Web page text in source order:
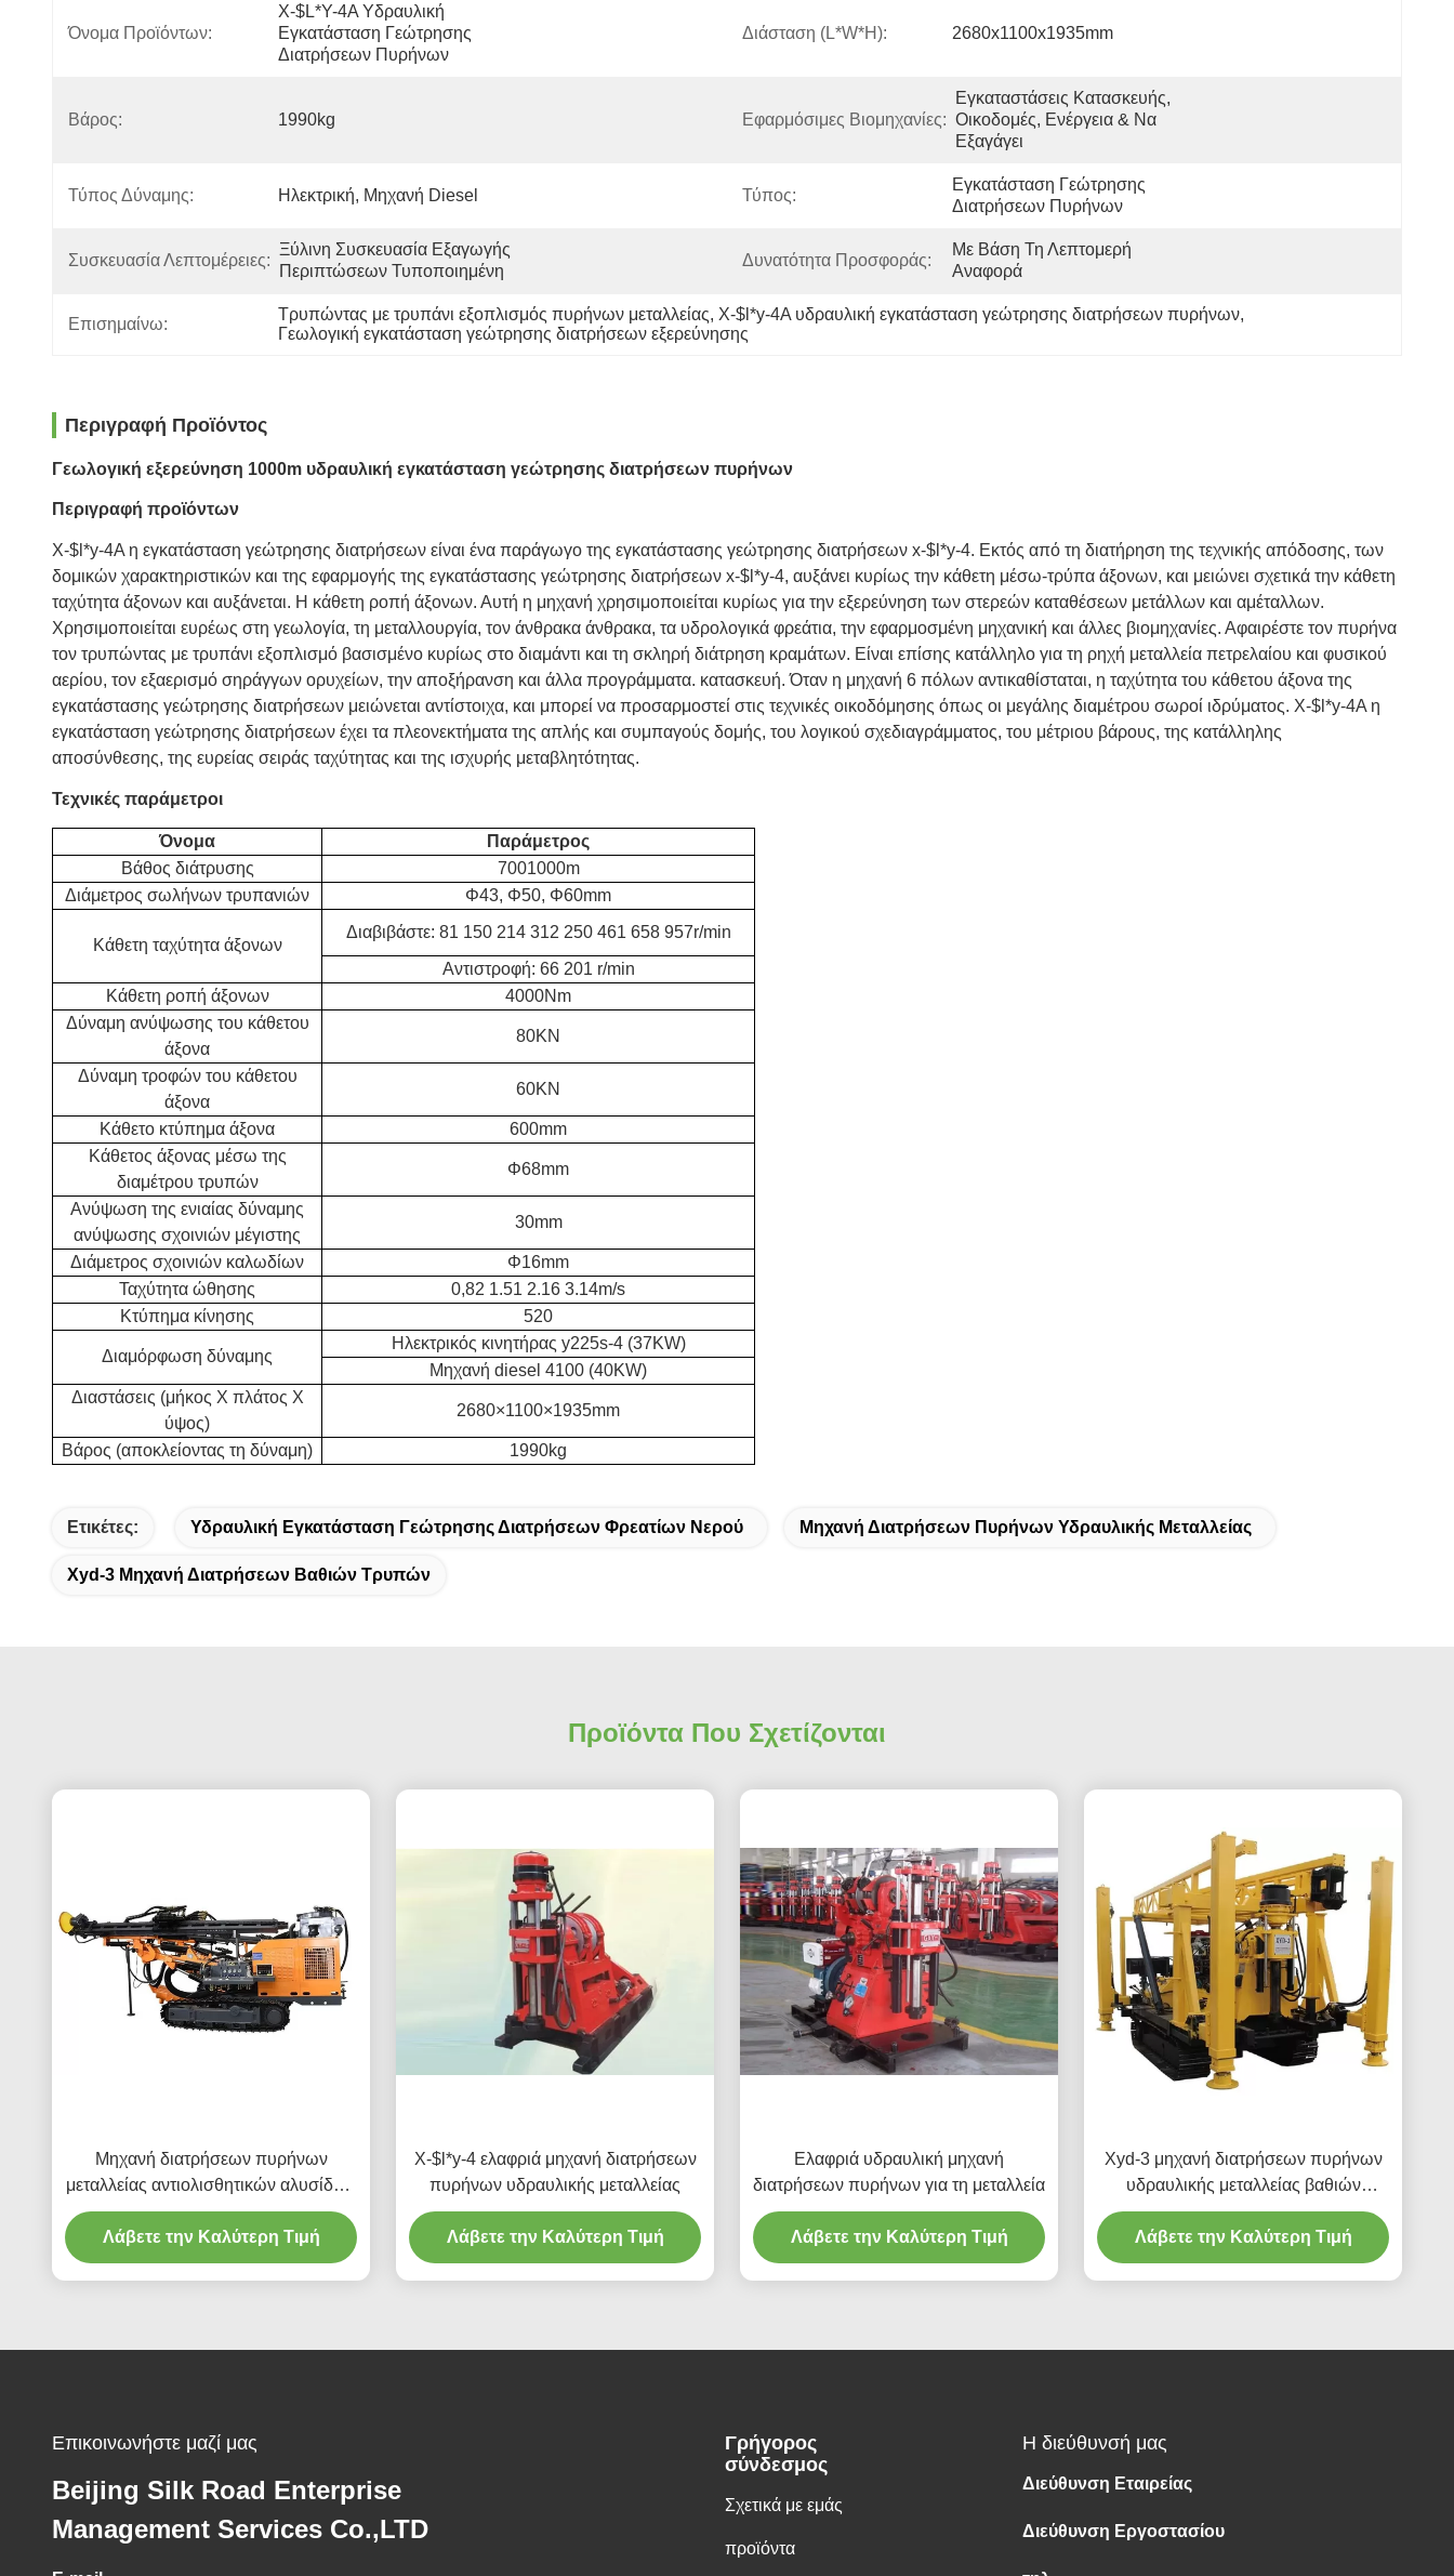
Όνομα Προϊόντων:
X-$l*y-4A Υδραυλική
Εγκατάσταση Γεώτρησης
Διατρήσεων Πυρήνων
Διάσταση (l*w*h): 2680x1100x1935mm
Βάρος: 1990kg Εφαρμόσιμες Βιομηχανίες:
Εγκαταστάσεις Κατασκευής,
Οικοδομές, Ενέργεια & Να
Εξαγάγει
Τύπος Δύναμης: Ηλεκτρική, Μηχανή Diesel Τύπος:
Εγκατάσταση Γεώτρησης
Διατρήσεων Πυρήνων
Συσκευασία Λεπτομέρειες:
Ξύλινη Συσκευασία Εξαγωγής
Περιπτώσεων Τυποποιημένη
Δυνατότητα Προσφοράς:
Με Βάση Τη Λεπτομερή
Αναφορά
Επισημαίνω:
Τρυπώντας με τρυπάνι εξοπλισμός πυρήνων μεταλλείας, X-$l*y-4A υδραυλική εγκατάσταση γεώτρησης διατρήσεων πυρήνων,
Γεωλογική εγκατάσταση γεώτρησης διατρήσεων εξερεύνησης
Περιγραφή Προϊόντος
Γεωλογική εξερεύνηση 1000m υδραυλική εγκατάσταση γεώτρησης διατρήσεων πυρήνων
Περιγραφή προϊόντων
X-$l*y-4A η εγκατάσταση γεώτρησης διατρήσεων είναι ένα παράγωγο της εγκατάστασης γεώτρησης διατρήσεων x-$l*y-4. Εκτός από τη διατήρηση της τεχνικής απόδοσης, των
δομικών χαρακτηριστικών και της εφαρμογής της εγκατάστασης γεώτρησης διατρήσεων x-$l*y-4, αυξάνει κυρίως την κάθετη μέσω-τρύπα άξονων, και μειώνει σχετικά την κάθετη
ταχύτητα άξονων και αυξάνεται. Η κάθετη ροπή άξονων. Αυτή η μηχανή χρησιμοποιείται κυρίως για την εξερεύνηση των στερεών καταθέσεων μετάλλων και αμέταλλων.
Χρησιμοποιείται ευρέως στη γεωλογία, τη μεταλλουργία, τον άνθρακα άνθρακα, τα υδρολογικά φρεάτια, την εφαρμοσμένη μηχανική και άλλες βιομηχανίες. Αφαιρέστε τον πυρήνα
τον τρυπώντας με τρυπάνι εξοπλισμό βασισμένο κυρίως στο διαμάντι και τη σκληρή διάτρηση κραμάτων. Είναι επίσης κατάλληλο για τη ρηχή μεταλλεία πετρελαίου και φυσικού
αερίου, τον εξαερισμό σηράγγων ορυχείων, την αποξήρανση και άλλα προγράμματα. κατασκευή. Όταν η μηχανή 6 πόλων αντικαθίσταται, η ταχύτητα του κάθετου άξονα της
εγκατάστασης γεώτρησης διατρήσεων μειώνεται αντίστοιχα, και μπορεί να προσαρμοστεί στις τεχνικές οικοδόμησης όπως οι μεγάλης διαμέτρου σωροί ιδρύματος. X-$l*y-4A η
εγκατάσταση γεώτρησης διατρήσεων έχει τα πλεονεκτήματα της απλής και συμπαγούς δομής, του λογικού σχεδιαγράμματος, του μέτριου βάρους, της κατάλληλης
αποσύνθεσης, της ευρείας σειράς ταχύτητας και της ισχυρής μεταβλητότητας.
Τεχνικές παράμετροι
Όνομα
Παράμετρος
Βάθος διάτρυσης
7001000m
Διάμετρος σωλήνων τρυπανιών
Φ43, Φ50, Φ60mm
Κάθετη ταχύτητα άξονων
Διαβιβάστε: 81 150 214 312 250 461 658 957r/min
Αντιστροφή: 66 201 r/min
Κάθετη ροπή άξονων
4000Nm
Δύναμη ανύψωσης του κάθετου
άξονα
80KN
Δύναμη τροφών του κάθετου
άξονα
60KN
Κάθετο κτύπημα άξονα
600mm
Κάθετος άξονας μέσω της
διαμέτρου τρυπών
Φ68mm
Ανύψωση της ενιαίας δύναμης
ανύψωσης σχοινιών μέγιστης
30mm
Διάμετρος σχοινιών καλωδίων
Φ16mm
Ταχύτητα ώθησης
0,82 1.51 2.16 3.14m/s
Κτύπημα κίνησης
520
Διαμόρφωση δύναμης
Ηλεκτρικός κινητήρας y225s-4 (37KW)
Μηχανή diesel 4100 (40KW)
Διαστάσεις (μήκος Χ πλάτος Χ
ύψος)
2680×1100×1935mm
Βάρος (αποκλείοντας τη δύναμη) 1990kg
Ετικέτες: Υδραυλική Εγκατάσταση Γεώτρησης Διατρήσεων Φρεατίων Νερού Μηχανή Διατρήσεων Πυρήνων Υδραυλικής Μεταλλείας
Xyd-3 Μηχανή Διατρήσεων Βαθιών Τρυπών
Προϊόντα Που Σχετίζονται
Μηχανή διατρήσεων πυρήνων
μεταλλείας αντιολισθητικών αλυσίδων
μηχανημάτων κατασκευής
Λάβετε την Καλύτερη Τιμή
X-$l*y-4 ελαφριά μηχανή διατρήσεων
πυρήνων υδραυλικής μεταλλείας
Λάβετε την Καλύτερη Τιμή
Ελαφριά υδραυλική μηχανή
διατρήσεων πυρήνων για τη μεταλλεία
Λάβετε την Καλύτερη Τιμή
Xyd-3 μηχανή διατρήσεων πυρήνων
υδραυλικής μεταλλείας βαθιών
τρυπών
Λάβετε την Καλύτερη Τιμή
Επικοινωνήστε μαζί μας
Beijing Silk Road Enterprise
Management Services Co.,LTD
Γρήγορος
σύνδεσμος
Σχετικά με εμάς
προϊόντα
Η διεύθυνσή μας
Διεύθυνση Εταιρείας
Διεύθυνση Εργοστασίου